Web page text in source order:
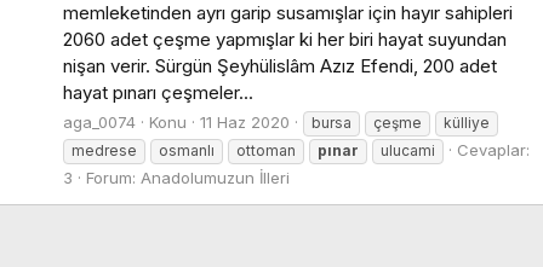
memleketinden ayrı garip susamışlar için hayır sahipleri
2060 adet çeşme yapmışlar ki her biri hayat suyundan
nişan verir. Sürgün Şeyhülislâm Azız Efendi, 200 adet
hayat pınarı çeşmeler...
aga_0074 Konu 11 Haz 2020 bursa çeşme
külliye
medrese
osmanlı ottoman pınar ulucami
Cevaplar:
3
Forum: Anadolumuzun İlleri